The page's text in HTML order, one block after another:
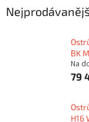
BK
Na
79
H16